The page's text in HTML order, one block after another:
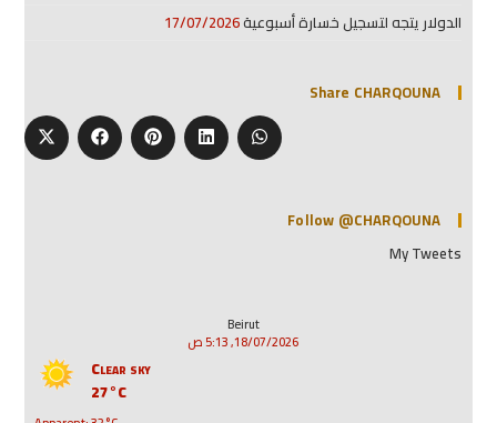
الدولار يتجه لتسجيل خسارة أسبوعية17/07/2026
Share CHARQOUNA
Follow @CHARQOUNA
My Tweets
Beirut
18/07/2026, 5:13 ص
Clear sky
27°C